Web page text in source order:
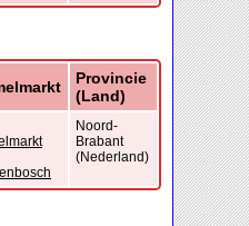
Provincie
(Land)
Noord-
Brabant
(Nederland)